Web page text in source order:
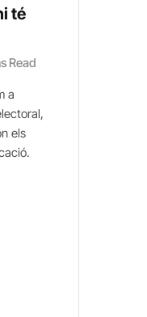
té
Read
a
els